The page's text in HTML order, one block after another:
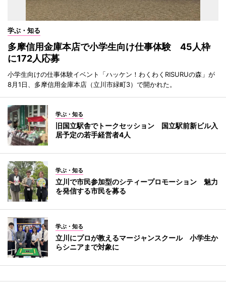
学ぶ・知る
多摩信用金庫本店で小学生向け仕事体験 45人枠
に172人応募
小学生向けの仕事体験イベント「ハッケン！わくわくRISURUの森」が
8月1日、多摩信用金庫本店（立川市緑町3）で開かれた。
学ぶ・知る
旧国立駅舎でトークセッション 国立駅前新ビル入
居予定の若手経営者4人
学ぶ・知る
立川で市民参加型のシティープロモーション 魅力
を発信する市民を募る
学ぶ・知る
立川にプロが教えるマージャンスクール 小学生か
らシニアまで対象に